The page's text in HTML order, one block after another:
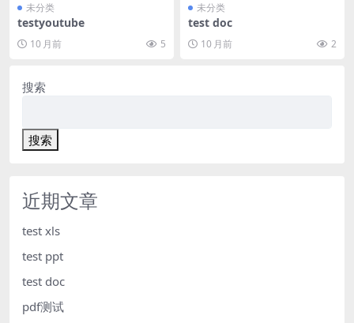
未分类
testyoutube
10 月前 5
未分类
test doc
10 月前 2
搜索
搜索
近期文章
test xls
test ppt
test doc
pdf测试